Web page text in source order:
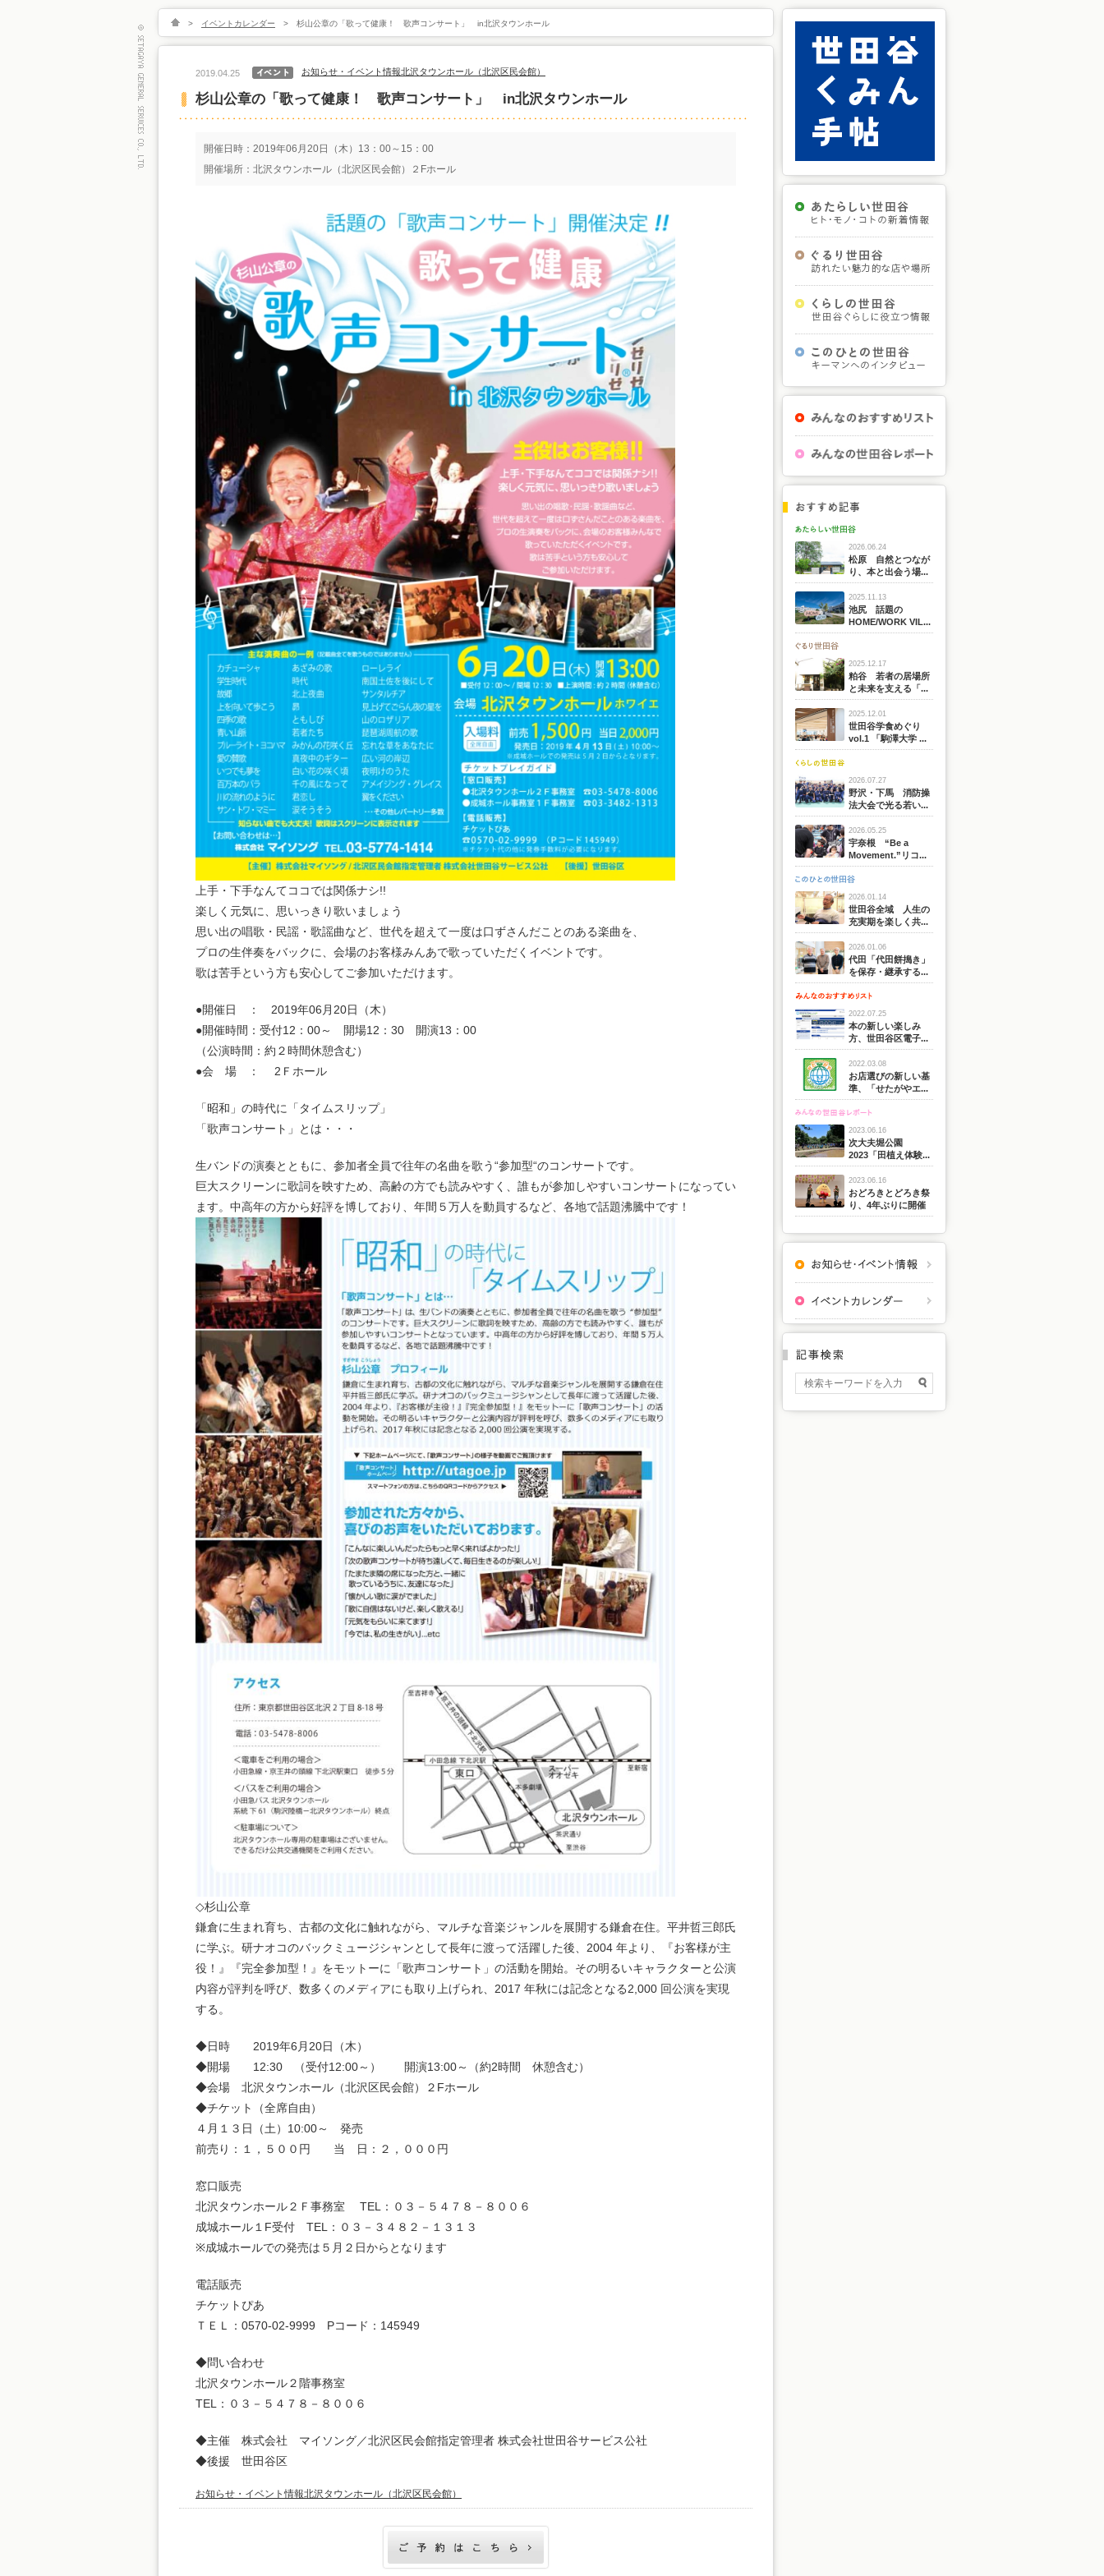
> イベントカレンダー > 杉山公章の「歌って健康！ 歌声コンサート」 in北沢タウンホール
2019.04.25 お知らせ・イベント情報北沢タウンホール（北沢区民会館）
杉山公章の「歌って健康！ 歌声コンサート」 in北沢タウンホール
開催日時：2019年06月20日（木）13：00～15：00
開催場所：北沢タウンホール（北沢区民会館）２Fホール
上手・下手なんてココでは関係ナシ!!
楽しく元気に、思いっきり歌いましょう
思い出の唱歌・民謡・歌謡曲など、世代を超えて一度は口ずさんだことのある楽曲を、
プロの生伴奏をバックに、会場のお客様みんあで歌っていただくイベントです。
歌は苦手という方も安心してご参加いただけます。
●開催日 ： 2019年06月20日（木）
●開催時間：受付12：00～ 開場12：30 開演13：00
（公演時間：約２時間休憩含む）
●会 場 ： 2Ｆホール
「昭和」の時代に「タイムスリップ」
「歌声コンサート」とは・・・
生バンドの演奏とともに、参加者全員で往年の名曲を歌う“参加型“のコンサートです。
巨大スクリーンに歌詞を映すため、高齢の方でも読みやすく、誰もが参加しやすいコンサートになってい
ます。中高年の方から好評を博しており、年間５万人を動員するなど、各地で話題沸騰中です！
◇杉山公章
鎌倉に生まれ育ち、古都の文化に触れながら、マルチな音楽ジャンルを展開する鎌倉在住。平井哲三郎氏
に学ぶ。研ナオコのバックミュージシャンとして長年に渡って活躍した後、2004 年より、『お客様が主
役！』『完全参加型！』をモットーに「歌声コンサート」の活動を開始。その明るいキャラクターと公演
内容が評判を呼び、数多くのメディアにも取り上げられ、2017 年秋には記念となる2,000 回公演を実現
する。
◆日時 2019年6月20日（木）
◆開場 12:30 （受付12:00～） 開演13:00～（約2時間 休憩含む）
◆会場 北沢タウンホール（北沢区民会館）２Fホール
◆チケット（全席自由）
４月１３日（土）10:00～ 発売
前売り：１，５００円 当 日：２，０００円
窓口販売
北沢タウンホール２Ｆ事務室 TEL：０３－５４７８－８００６
成城ホール１F受付 TEL：０３－３４８２－１３１３
※成城ホールでの発売は５月２日からとなります
電話販売
チケットぴあ
ＴＥＬ：0570-02-9999 Pコード：145949
◆問い合わせ
北沢タウンホール２階事務室
TEL：０３－５４７８－８００６
◆主催 株式会社 マイソング／北沢区民会館指定管理者 株式会社世田谷サービス公社
◆後援 世田谷区
お知らせ・イベント情報北沢タウンホール（北沢区民会館）
2026.06.24
松原 自然とつなが
り、本と出会う場...
2025.11.13
池尻 話題の
HOME/WORK VIL...
2025.12.17
粕谷 若者の居場所
と未来を支える「...
2025.12.01
世田谷学食めぐり
vol.1 「駒澤大学 ...
2026.07.27
野沢・下馬 消防操
法大会で光る若い...
2026.05.25
宇奈根 “Be a
Movement.”リコ...
2026.01.14
世田谷全域 人生の
充実期を楽しく共...
2026.01.06
代田「代田餅搗き」
を保存・継承する...
2022.07.25
本の新しい楽しみ
方、世田谷区電子...
2022.03.08
お店選びの新しい基
準、「せたがやエ...
2023.06.16
次大夫堀公園
2023「田植え体験...
2023.06.16
おどろきとどろき祭
り、4年ぶりに開催